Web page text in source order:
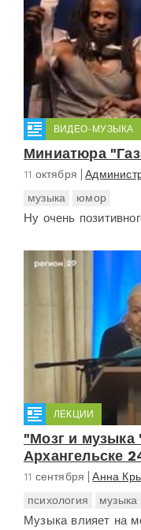
ВИДЕО-МУЗЫКА
Миниатюра
11 октября
музыка
юмор
Ну очень
ЛЕКЦИИ
"Мозг и музыка
Архангельске
11 сентября Анна
психология
музыка
Музыка влияет на